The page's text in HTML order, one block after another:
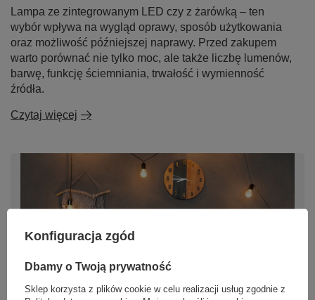
Lampa ze zintegrowanym LED czy z żarówką – ten
wybór wpływa na wygląd oprawy, sposób użytkowania
oraz możliwość późniejszej naprawy. Przed zakupem
warto porównać nie tylko moc, ale także liczbę lumenów,
barwę, funkcję ściemniania, trwałość i wymienność
źródła.
Czytaj więcej
Konfiguracja zgód
Dbamy o Twoją prywatność
Sklep korzysta z plików cookie w celu realizacji usług zgodnie z